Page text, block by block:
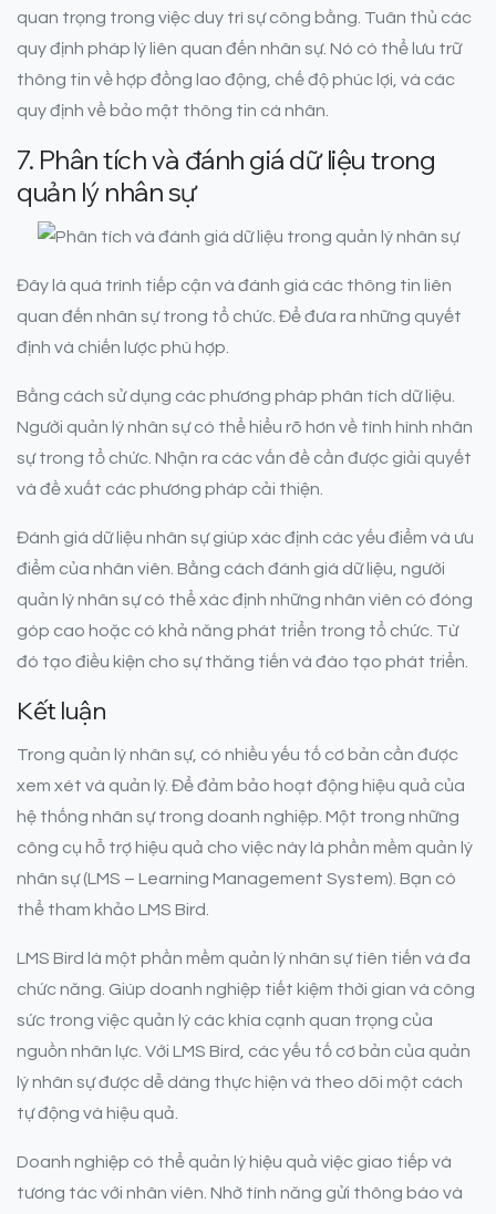
quan trọng trong việc duy trì sự công bằng. Tuân thủ các
quy định pháp lý liên quan đến nhân sự. Nó có thể lưu trữ
thông tin về hợp đồng lao động, chế độ phúc lợi, và các
quy định về bảo mật thông tin cá nhân.
7. Phân tích và đánh giá dữ liệu trong
quản lý nhân sự
Đây là quá trình tiếp cận và đánh giá các thông tin liên
quan đến nhân sự trong tổ chức. Để đưa ra những quyết
định và chiến lược phù hợp.
Bằng cách sử dụng các phương pháp phân tích dữ liệu.
Người quản lý nhân sự có thể hiểu rõ hơn về tình hình nhân
sự trong tổ chức. Nhận ra các vấn đề cần được giải quyết
và đề xuất các phương pháp cải thiện.
Đánh giá dữ liệu nhân sự giúp xác định các yếu điểm và ưu
điểm của nhân viên. Bằng cách đánh giá dữ liệu, người
quản lý nhân sự có thể xác định những nhân viên có đóng
góp cao hoặc có khả năng phát triển trong tổ chức. Từ
đó tạo điều kiện cho sự thăng tiến và đào tạo phát triển.
Kết luận
Trong quản lý nhân sự, có nhiều yếu tố cơ bản cần được
xem xét và quản lý. Để đảm bảo hoạt động hiệu quả của
hệ thống nhân sự trong doanh nghiệp. Một trong những
công cụ hỗ trợ hiệu quả cho việc này là phần mềm quản lý
nhân sự (LMS – Learning Management System). Bạn có
thể tham khảo LMS Bird.
LMS Bird là một phần mềm quản lý nhân sự tiên tiến và đa
chức năng. Giúp doanh nghiệp tiết kiệm thời gian và công
sức trong việc quản lý các khía cạnh quan trọng của
nguồn nhân lực. Với LMS Bird, các yếu tố cơ bản của quản
lý nhân sự được dễ dàng thực hiện và theo dõi một cách
tự động và hiệu quả.
Doanh nghiệp có thể quản lý hiệu quả việc giao tiếp và
tương tác với nhân viên. Nhờ tính năng gửi thông báo và